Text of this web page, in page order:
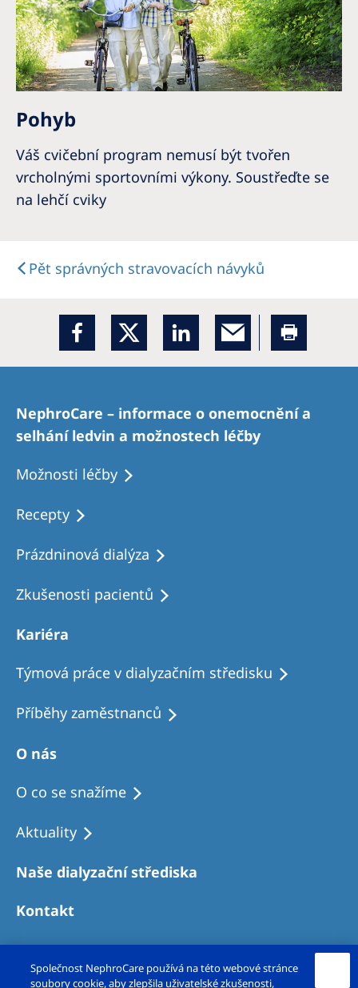
Pohyb
Váš cvičební program nemusí být tvořen
vrcholnými sportovními výkony. Soustřeďte se
na lehčí cviky
Pět správných stravovacích návyků
NephroCare – informace o onemocnění a
selhání ledvin a možnostech léčby
Možnosti léčby
Recepty
Prázdninová dialýza
Zkušenosti pacientů
Kariéra
Týmová práce v dialyzačním středisku
Příběhy zaměstnanců
O nás
O co se snažíme
Aktuality
Naše dialyzační střediska
Kontakt
Společnost NephroCare používá na této webové stránce
soubory cookie, aby zlepšila uživatelské zkušenosti,